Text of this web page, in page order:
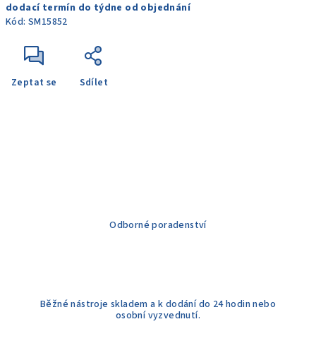
cena:
dodací termín do týdne od objednání
Kód: SM15852
Zeptat se Sdílet
Odborné poradenství
Běžné nástroje skladem a k dodání do 24 hodin nebo
osobní vyzvednutí.